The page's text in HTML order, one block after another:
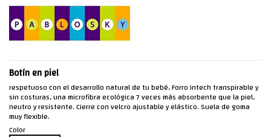
Botín en piel
respetuoso con el desarrollo natural de tu bebé, Forro intech transpirable y
sin costuras, una microfibra ecológica 7 veces más absorbente que la piel,
neutro y resistente. Cierre con velcro ajustable y elástico. Suela de goma
muy flexible.
Color